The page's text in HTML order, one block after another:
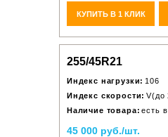
КУПИТЬ В 1 КЛИК
255/45R21
Индекс нагрузки: 106
Индекс скорости: V(до
Наличие товара: есть
45 000 руб./шт.